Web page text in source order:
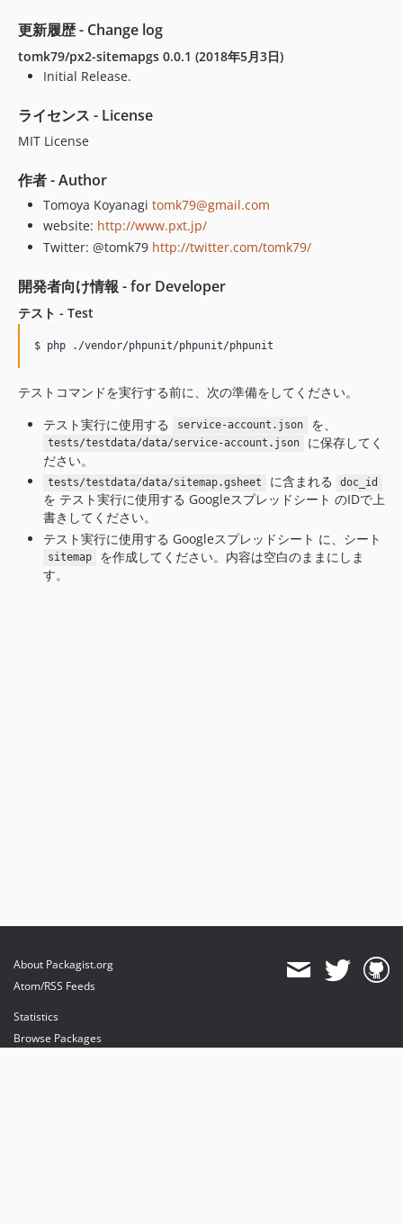
更新履歴 - Change log
tomk79/px2-sitemapgs 0.0.1 (2018年5月3日)
Initial Release.
ライセンス - License
MIT License
作者 - Author
Tomoya Koyanagi tomk79@gmail.com
website: http://www.pxt.jp/
Twitter: @tomk79 http://twitter.com/tomk79/
開発者向け情報 - for Developer
テスト - Test
テストコマンドを実行する前に、次の準備をしてください。
テスト実行に使用する
service-account.json を、
tests/testdata/data/service-account.json
に保存してく
ださい。
tests/testdata/data/sitemap.gsheet に含まれる doc_id
を テスト実行に使用する Googleスプレッドシート のIDで上
書きしてください。
テスト実行に使用する Googleスプレッドシート に、シート
sitemap
を作成してください。内容は空白のままにしま
す。
About Packagist.org
Atom/RSS Feeds
Statistics
Browse Packages